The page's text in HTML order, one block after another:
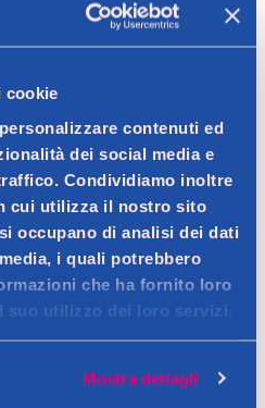
cookie
contenuti ed
dei social media e
Condividiamo inoltre
cui utilizza il nostro sito
occupano di analisi dei dati
i quali potrebbero
che ha fornito loro
suo utilizzo dei loro servizi.
Mostra dettagli
per i clienti registrati
profonda a 360°. Compatibile